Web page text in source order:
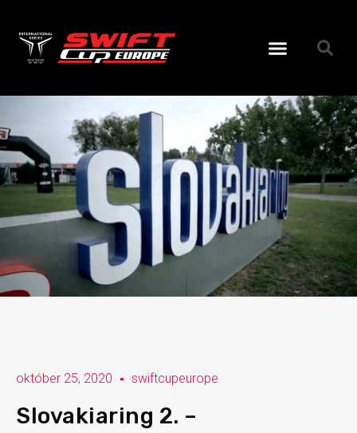
október 25, 2020 swiftcupeurope
Slovakiaring 2. –